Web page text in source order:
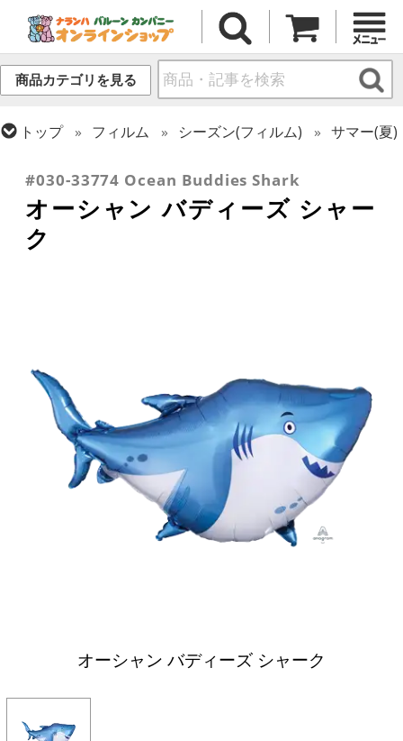
商品カテゴリを見る
トップ フィルム シーズン(フィルム)
サマー(夏)
#030-33774 Ocean Buddies Shark
オーシャン バディーズ シャー
ク
オーシャン バディーズ シャーク